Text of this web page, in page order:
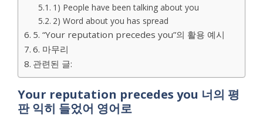
1) People have been talking about you
2) Word about you has spread
5. “Your reputation precedes you”의 활용 예시
6. 마무리
관련된 글:
Your reputation precedes you 너의 평
판 익히 들었어 영어로